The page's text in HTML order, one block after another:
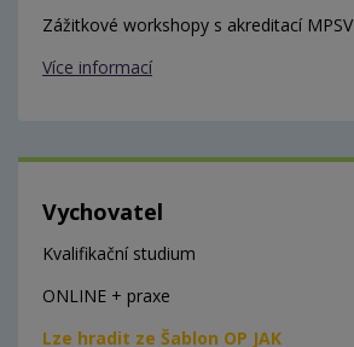
Zážitkové workshopy s akreditací MPSV
Více informací
Vychovatel
Kvalifikační studium
ONLINE + praxe
Lze hradit ze Šablon OP JAK